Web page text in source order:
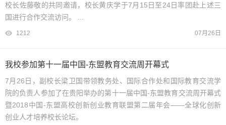
校长佐藤敬的共同邀请，校长黄庆学于7月15日至24日率团赴上述三
国进行合作交流访问。 ...
1212 07月26日
我校参加第十一届中国-东盟教育交流周开幕式
7月26日，副校长梁卫国带领教务处、国际合作处和国际教育交流学
院的负责人参加了在贵阳举办的第十一届中国-东盟教育交流周开幕式
暨2018中国-东盟高校创新创业教育联盟第二届年会——全球化创新
创业人才培养校长论坛。